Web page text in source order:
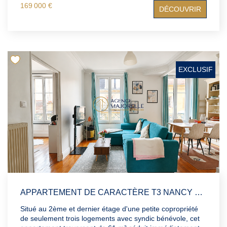
commerces, écoles et transports. Dès l'entrée, vous serez
séduit par une pièce de vie spacieuse et baignée de
conservant une atmosphère chaleureuse et paisible.
L'appartement se compose de : Une belle pièce de vie
salon / salle à manger Une cuisine équipée fonctionnelle
Deux chambres confortables Un bureau, parfait pour le
télétravail ou une chambre d'appoint Deux salles de bain,
un véritable confort au quotidien Une rénovation partielle
a déjà été réalisée, permettant de bénéficier d'un bien en
très bon état général. Côté performance énergétique, ce
duplex affiche un excellent DPE classé C, garantissant un
bon niveau de confort thermique et des consommations
maîtrisées. Visuels meublés à l'aide de l'intelligence
artificielle, proposés à titre d'illustration et de projection.
Le bien est vendu non meublé. Les informations sur les
le site Géorisques : www.georisques.gouv.fr
169 000 € DÉCOUVRIR
EXCLUSIF
APPARTEMENT DE CARACTÈRE T3 NANCY 61 M2
Situé au 2ème et dernier étage d'une petite copropriété
de seulement trois logements avec syndic bénévole, cet